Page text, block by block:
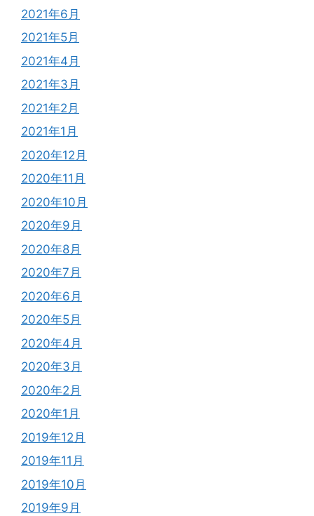
2021年6月
2021年5月
2021年4月
2021年3月
2021年2月
2021年1月
2020年12月
2020年11月
2020年10月
2020年9月
2020年8月
2020年7月
2020年6月
2020年5月
2020年4月
2020年3月
2020年2月
2020年1月
2019年12月
2019年11月
2019年10月
2019年9月